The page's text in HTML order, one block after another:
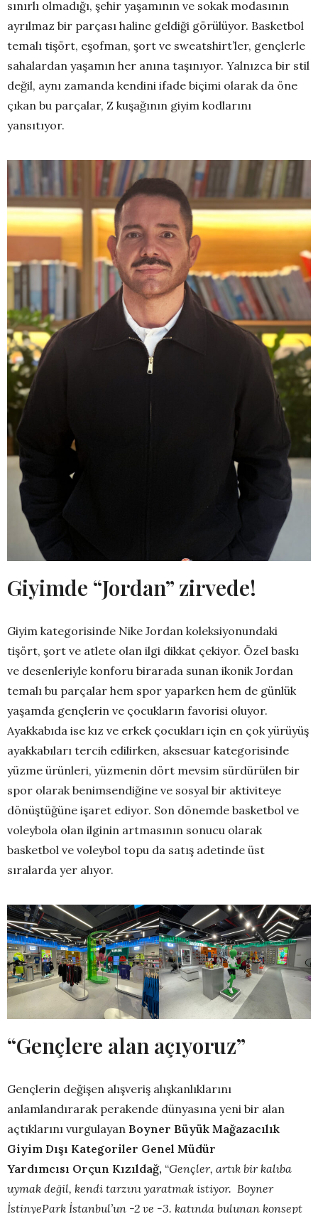
sınırlı olmadığı, şehir yaşamının ve sokak modasının
ayrılmaz bir parçası haline geldiği görülüyor. Basketbol
temalı tişört, eşofman, şort ve sweatshirt’ler, gençlerle
sahalardan yaşamın her anına taşınıyor. Yalnızca bir stil
değil, aynı zamanda kendini ifade biçimi olarak da öne
çıkan bu parçalar, Z kuşağının giyim kodlarını
yansıtıyor.
Giyimde “Jordan” zirvede!
Giyim kategorisinde Nike Jordan koleksiyonundaki
tişört, şort ve atlete olan ilgi dikkat çekiyor. Özel baskı
ve desenleriyle konforu birarada sunan ikonik Jordan
temalı bu parçalar hem spor yaparken hem de günlük
yaşamda gençlerin ve çocukların favorisi oluyor.
Ayakkabıda ise kız ve erkek çocukları için en çok yürüyüş
ayakkabıları tercih edilirken, aksesuar kategorisinde
yüzme ürünleri, yüzmenin dört mevsim sürdürülen bir
spor olarak benimsendiğine ve sosyal bir aktiviteye
dönüştüğüne işaret ediyor. Son dönemde basketbol ve
voleybola olan ilginin artmasının sonucu olarak
basketbol ve voleybol topu da satış adetinde üst
sıralarda yer alıyor.
“Gençlere alan açıyoruz”
Gençlerin değişen alışveriş alışkanlıklarını
anlamlandırarak perakende dünyasına yeni bir alan
açtıklarını vurgulayan Boyner Büyük Mağazacılık
Giyim Dışı Kategoriler Genel Müdür
Yardımcısı Orçun Kızıldağ, “Gençler, artık bir kalıba
uymak değil, kendi tarzını yaratmak istiyor. Boyner
İstinyePark İstanbul’un -2 ve -3. katında bulunan konsept